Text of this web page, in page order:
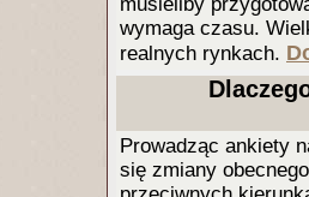
wymaga czasu.
realnych rynkach.
Prowadząc ankiety
się zmiany